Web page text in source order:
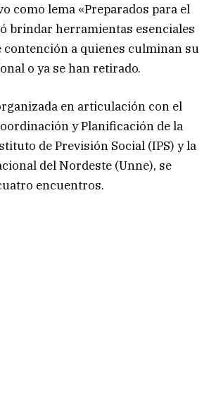
como lema «Preparados para el
brindar herramientas esenciales
contención a quienes culminan su
o ya se han retirado.
en articulación con el
y Planificación de la
de Previsión Social (IPS) y la
del Nordeste (Unne), se
encuentros.